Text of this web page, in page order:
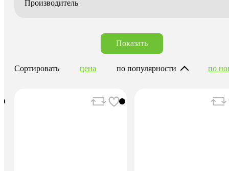
Производитель
Показать
Сортировать цена по популярности по